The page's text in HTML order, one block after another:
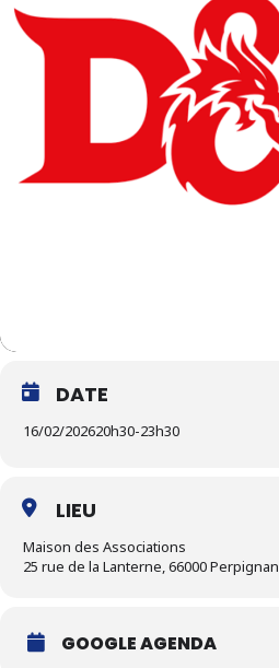
DATE
16/02/202620h30-23h30
LIEU
Maison des Associations
25 rue de la Lanterne, 66000 Perpignan
GOOGLE AGENDA